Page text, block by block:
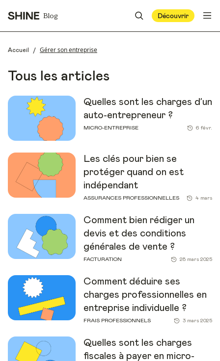
Blog Découvrir
Accueil / Gérer son entreprise
Tous les articles
Quelles sont les charges d’un
auto-entrepreneur ?
MICRO-ENTREPRISE 6 févr.
Les clés pour bien se
protéger quand on est
indépendant
ASSURANCES PROFESSIONNELLES 4 mars
Comment bien rédiger un
devis et des conditions
générales de vente ?
FACTURATION 28 mars 2025
Comment déduire ses
charges professionnelles en
entreprise individuelle ?
FRAIS PROFESSIONNELS 3 mars 2025
Quelles sont les charges
fiscales à payer en micro-